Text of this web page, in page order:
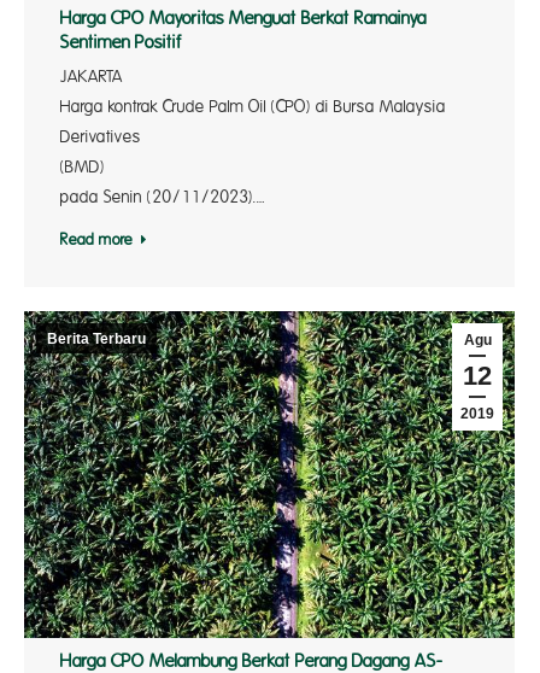
Harga CPO Mayoritas Menguat Berkat Ramainya
Sentimen Positif
Harga kontrak Crude Palm Oil (CPO) di Bursa Malaysia
Derivatives
(BMD)
pada Senin (20/11/2023).…
Read more
Agu
12
2019
Berita Terbaru
Harga CPO Melambung Berkat Perang Dagang AS-